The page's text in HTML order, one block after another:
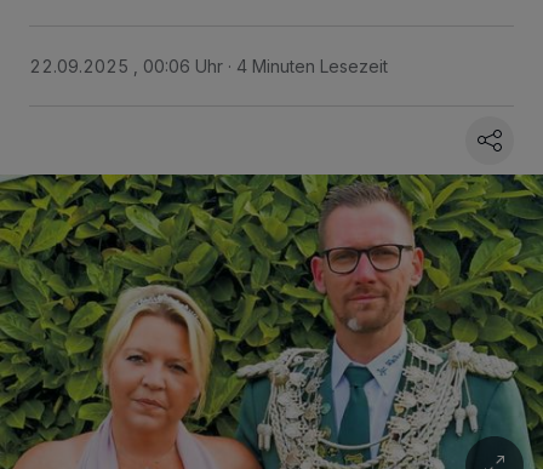
22.09.2025 , 00:06 Uhr 4 Minuten Lesezeit